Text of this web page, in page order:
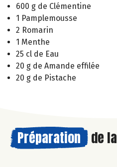
600 g de Clémentine
1 Pamplemousse
2 Romarin
1 Menthe
25 cl de Eau
20 g de Amande effilée
20 g de Pistache
Préparation de la